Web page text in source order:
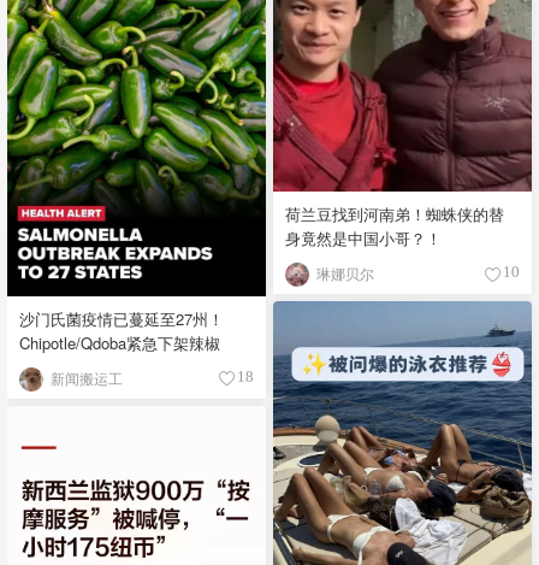
荷兰豆找到河南弟！蜘蛛侠的替
身竟然是中国小哥？！
琳娜贝尔 10
沙门氏菌疫情已蔓延至27州！
Chipotle/Qdoba紧急下架辣椒
新闻搬运工 18